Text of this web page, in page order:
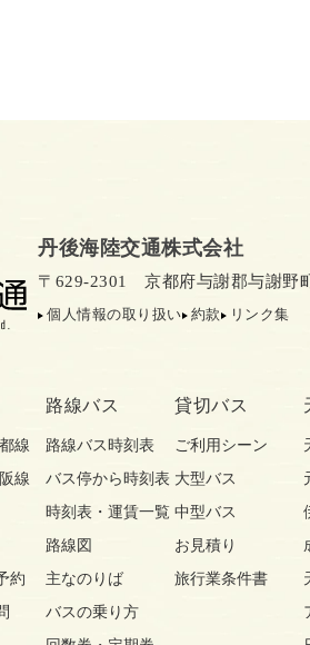
丹後海陸交通株式会社
〒629-2301 京都府与謝郡与謝野
個人情報の取り扱い 約款 リンク集
線
線
約
路線バス
路線バス時刻表
バス停から時刻表
時刻表・運賃一覧
路線図
主なのりば
バスの乗り方
貸切バス
ご利用シーン
大型バス
中型バス
お見積り
旅行業条件書